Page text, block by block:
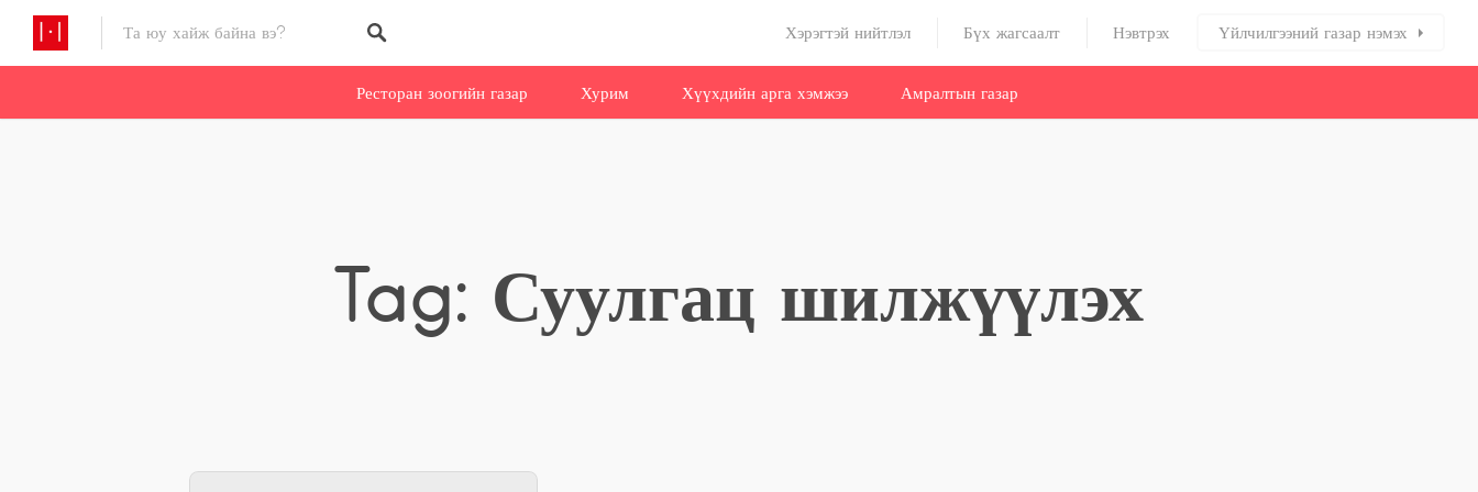
Хэрэгтэй нийтлэл Бүх жагсаалт Нэвтрэх Үйлчилгээний газар нэмэх
Ресторан зоогийн газар Хурим Хүүхдийн арга хэмжээ Амралтын газар
Tag: Суулгац шилжүүлэх